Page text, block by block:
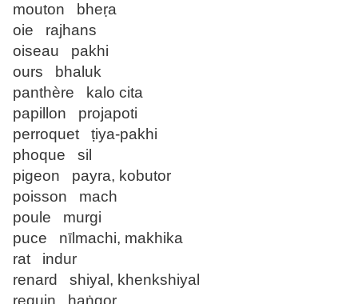
mouton bheṛa
oie rajhans
oiseau pakhi
ours bhaluk
panthère kalo cita
papillon projapoti
perroquet ṭiya-pakhi
phoque sil
pigeon payra, kobutor
poisson mach
poule murgi
puce nīlmachi, makhika
rat indur
renard shiyal, khenkshiyal
requin haṅgor